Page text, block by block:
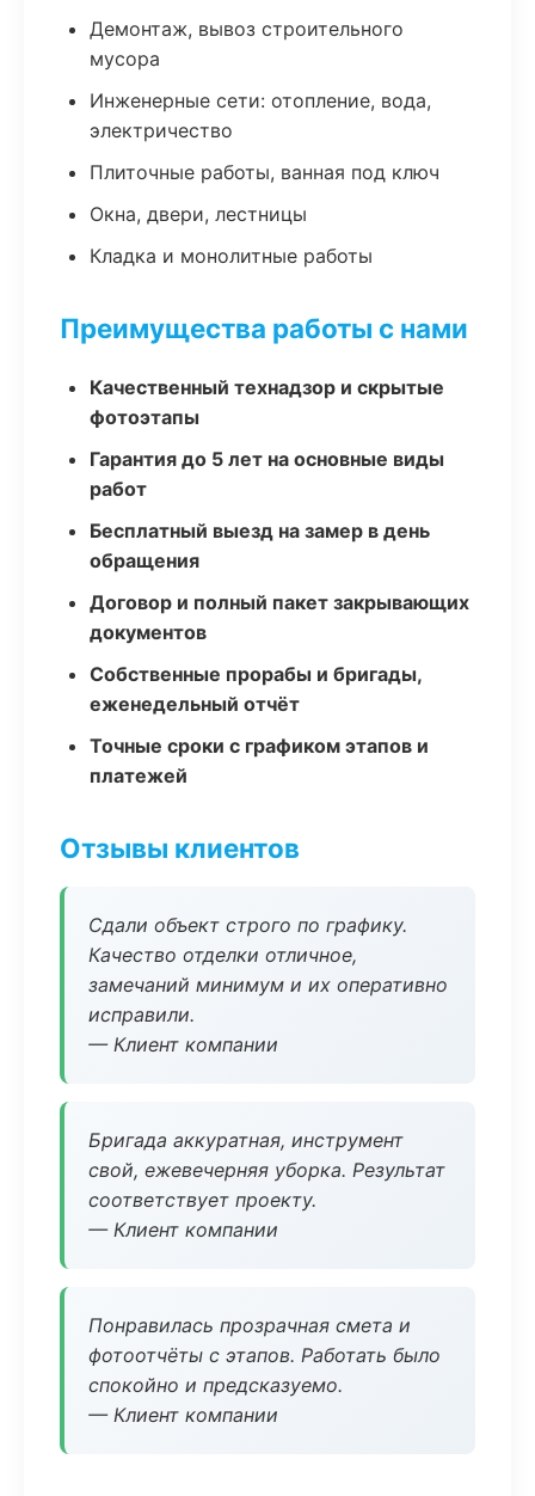
Демонтаж, вывоз строительного
мусора
Инженерные сети: отопление, вода,
электричество
Плиточные работы, ванная под ключ
Окна, двери, лестницы
Кладка и монолитные работы
Преимущества работы с нами
Качественный технадзор и скрытые
фотоэтапы
Гарантия до 5 лет на основные виды
работ
Бесплатный выезд на замер в день
обращения
Договор и полный пакет закрывающих
документов
Собственные прорабы и бригады,
еженедельный отчёт
Точные сроки с графиком этапов и
платежей
Отзывы клиентов
Сдали объект строго по графику.
Качество отделки отличное,
замечаний минимум и их оперативно
исправили.
— Клиент компании
Бригада аккуратная, инструмент
свой, ежевечерняя уборка. Результат
соответствует проекту.
— Клиент компании
Понравилась прозрачная смета и
фотоотчёты с этапов. Работать было
спокойно и предсказуемо.
— Клиент компании